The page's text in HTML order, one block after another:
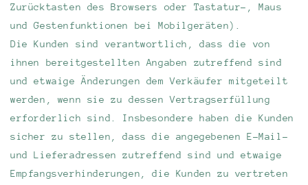
Zurücktasten des Browsers oder Tastatur-, Maus
und Gestenfunktionen bei Mobilgeräten).
Die Kunden sind verantwortlich, dass die von
ihnen bereitgestellten Angaben zutreffend sind
und etwaige Änderungen dem Verkäufer mitgeteilt
werden, wenn sie zu dessen Vertragserfüllung
erforderlich sind. Insbesondere haben die Kunden
sicher zu stellen, dass die angegebenen E-Mail-
und Lieferadressen zutreffend sind und etwaige
Empfangsverhinderungen, die Kunden zu vertreten